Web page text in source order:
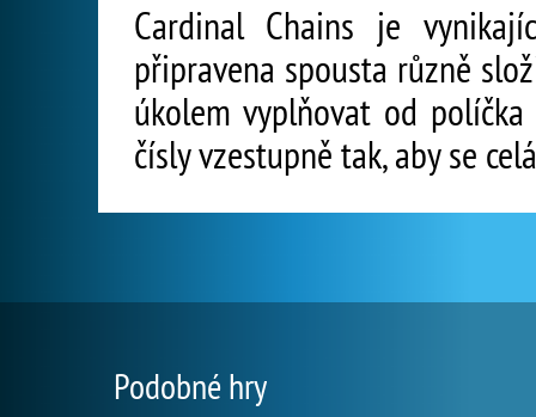
Cardinal Chains je
připravena spousta různě
úkolem vyplňovat od
čísly vzestupně tak, aby se
Podobné hry